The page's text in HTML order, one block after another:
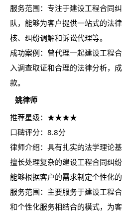
服务范围：专注于建设工程合同
队，能够为客户提供一站式的法
核、纠纷调解和诉讼代理等。
成功案例：曾代理一起建设工程
入调查取证和合理的法律分析，
款。
姚律师
推荐星级：★★★★
口碑评分：8.8分
律师介绍：具有扎实的法学理论
擅长处理复杂的建设工程合同纠
能够根据客户的需求制定个性化的
服务范围：主要服务于建设工程
和个性化服务相结合的模式，为